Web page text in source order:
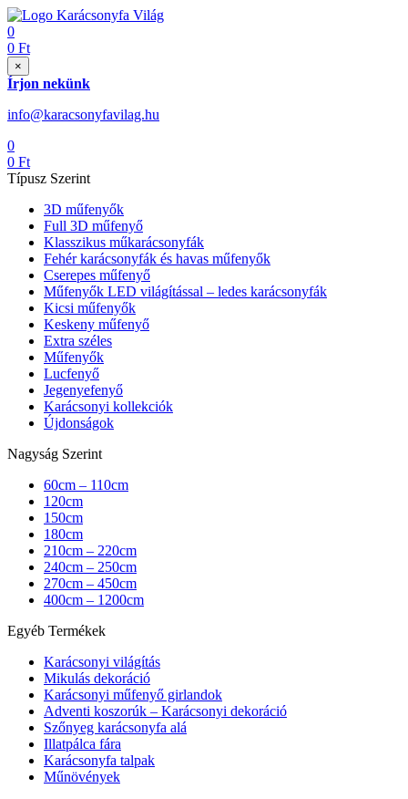
0
0 Ft
×
Írjon nekünk
info@karacsonyfavilag.hu
0
0 Ft
Típusz Szerint
3D műfenyők
Full 3D műfenyő
Klasszikus műkarácsonyfák
Fehér karácsonyfák és havas műfenyők
Cserepes műfenyő
Műfenyők LED világítással – ledes karácsonyfák
Kicsi műfenyők
Keskeny műfenyő
Extra széles
Műfenyők
Lucfenyő
Jegenyefenyő
Karácsonyi kollekciók
Újdonságok
Nagyság Szerint
60cm – 110cm
120cm
150cm
180cm
210cm – 220cm
240cm – 250cm
270cm – 450cm
400cm – 1200cm
Egyéb Termékek
Karácsonyi világítás
Mikulás dekoráció
Karácsonyi műfenyő girlandok
Adventi koszorúk – Karácsonyi dekoráció
Szőnyeg karácsonyfa alá
Illatpálca fára
Karácsonyfa talpak
Műnövények